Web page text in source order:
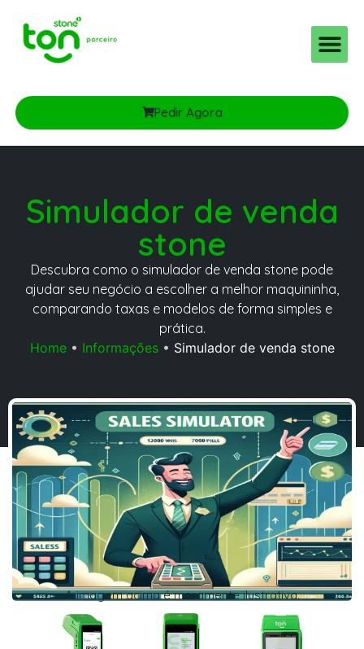
Pedir Agora
Simulador de venda
stone
Descubra como o simulador de venda stone pode
ajudar seu negócio a escolher a melhor maquininha,
comparando taxas e modelos de forma simples e
prática.
Home• Informações• Simulador de venda stone
A imagem acima é meramente ilustrativa.